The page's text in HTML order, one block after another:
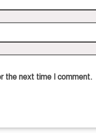
the next time I comment.